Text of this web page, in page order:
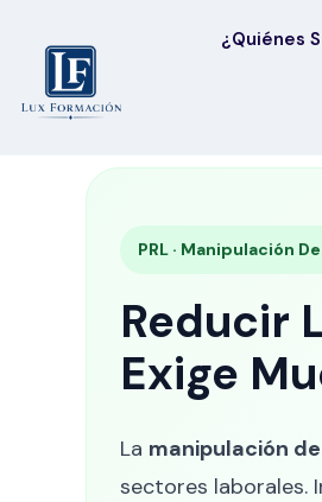
¿Quiénes
PRL · Manipulación
Reducir
Exige
La manipulación
sectores laborales.